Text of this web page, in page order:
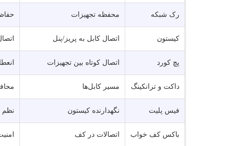
رک شبکه محفظه تجهیزات
کیستون اتصال کابل به پریز/پنل
پچ کورد اتصال کوتاه بین تجهیزات
داکت و ترانکینگ مسیر کابل‌ها
فیس پلیت نگهدارنده کیستون نظم
باکس کف خواب اتصالات در کف